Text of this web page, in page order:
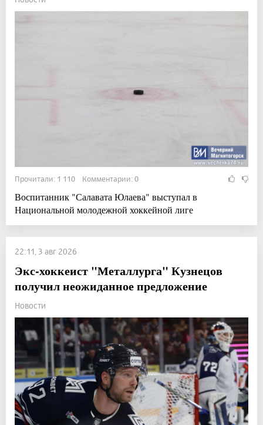
Прочитали: 1 110 Комментарии: 0
Воспитанник "Салавата Юлаева" выступал в
Национальной молодежной хоккейной лиге
22:11, 3 авг 2026
Экс-хоккеист "Металлурга" Кузнецов
получил неожиданное предложение
Новости